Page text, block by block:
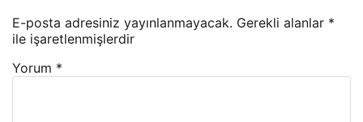
E-posta adresiniz yayınlanmayacak. Gerekli alanlar *
ile işaretlenmişlerdir
Yorum *